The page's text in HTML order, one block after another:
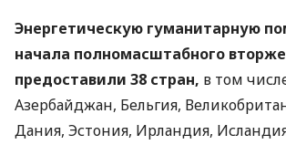
Энергетическую гуманитарную
начала полномасштабного
предоставили 38 стран, в том
Азербайджан, Бельгия,
Дания, Эстония, Ирландия,